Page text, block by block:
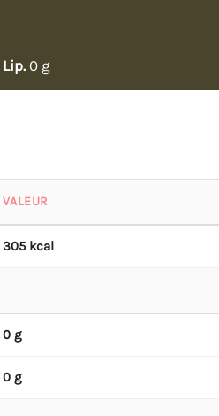
Lip. 0 g
VALEUR
305 kcal
0 g
0 g